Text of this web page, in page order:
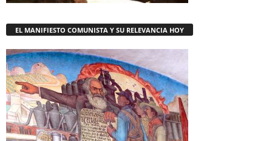
EL MANIFIESTO COMUNISTA Y SU RELEVANCIA HOY